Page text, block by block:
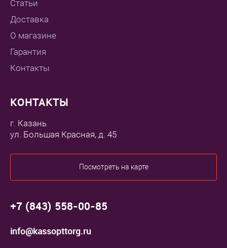
Статьи
Доставка
О магазине
Гарантия
Контакты
КОНТАКТЫ
г. Казань
ул. Большая Красная, д. 45
Посмотреть на карте
+7 (843) 558-00-85
info@kassopttorg.ru